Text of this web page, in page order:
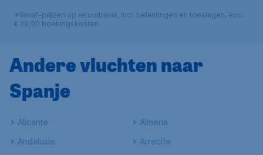
*Vanaf-prijzen op retourbasis, incl. belastingen en toeslagen, excl.
€ 29,90 boekingskosten.
Andere vluchten naar
Spanje
Alicante
Almeria
Andalusie
Arrecife